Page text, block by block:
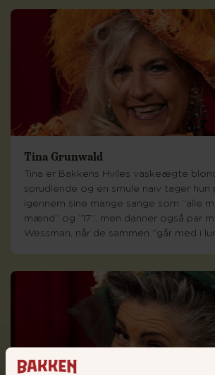
Tina Grunwald
Tina er Bakkens Hviles vaskeægte
sprudlende og en smule naiv tager hun
igennem sine mange sange som ”alle
mænd” og ”17”, men danner også par
Wessman, når de sammen ”går med i